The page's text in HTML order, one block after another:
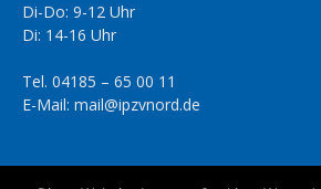
Di-Do: 9-12 Uhr
Di: 14-16 Uhr
Tel. 04185 – 65 00 11
E-Mail: mail@ipzvnord.de